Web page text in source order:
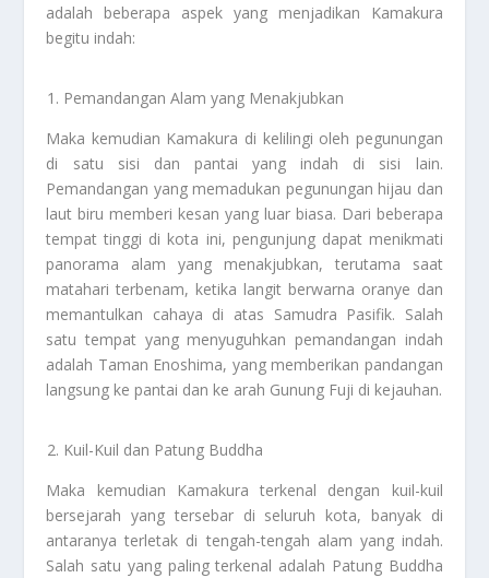
adalah beberapa aspek yang menjadikan Kamakura
begitu indah:
Pemandangan Alam yang Menakjubkan
Maka kemudian Kamakura di kelilingi oleh pegunungan
di satu sisi dan pantai yang indah di sisi lain.
Pemandangan yang memadukan pegunungan hijau dan
laut biru memberi kesan yang luar biasa. Dari beberapa
tempat tinggi di kota ini, pengunjung dapat menikmati
panorama alam yang menakjubkan, terutama saat
matahari terbenam, ketika langit berwarna oranye dan
memantulkan cahaya di atas Samudra Pasifik. Salah
satu tempat yang menyuguhkan pemandangan indah
adalah Taman Enoshima, yang memberikan pandangan
langsung ke pantai dan ke arah Gunung Fuji di kejauhan.
Kuil-Kuil dan Patung Buddha
Maka kemudian Kamakura terkenal dengan kuil-kuil
bersejarah yang tersebar di seluruh kota, banyak di
antaranya terletak di tengah-tengah alam yang indah.
Salah satu yang paling terkenal adalah Patung Buddha